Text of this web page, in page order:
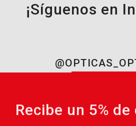
¡Síguenos en
Recibe un 5%